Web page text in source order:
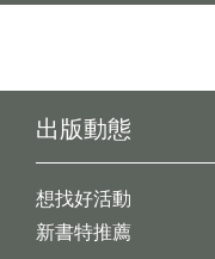
出版動態
想找好活動
新書特推薦